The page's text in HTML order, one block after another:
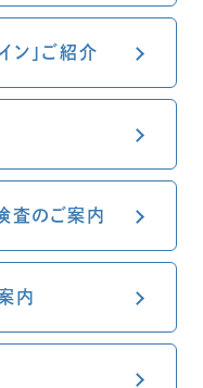
ン」ご紹介
査のご案内
内